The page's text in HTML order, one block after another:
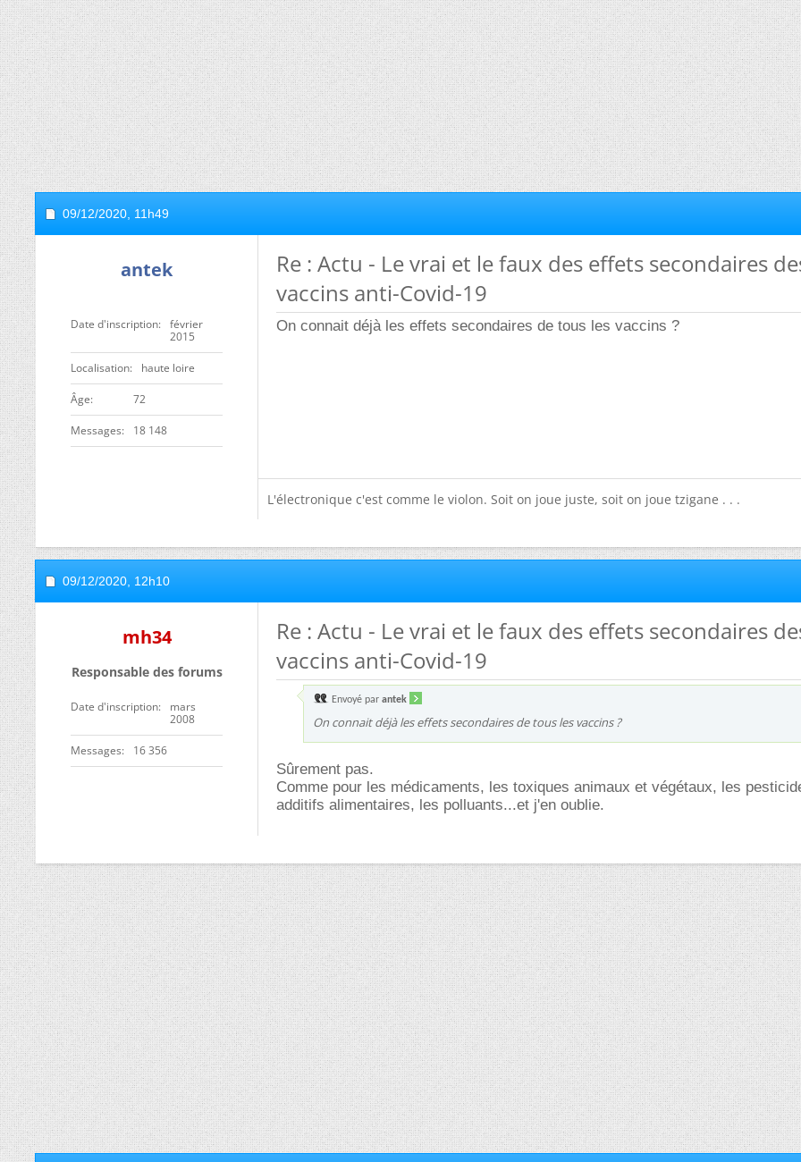
09/12/2020, 11h49
antek
Date d'inscription
février
2015
Localisation haute loire
ge 72
Messages 18 148
Re : Actu - Le vrai et le faux des effets secondaires
vaccins anti-Covid-19
On connait déjà les effets secondaires de tous les vaccins ?
L'électronique c'est comme le violon. Soit on joue juste, soit on joue tzigane . . .
09/12/2020, 12h10
mh34
Responsable des forums
Date d'inscription
mars
2008
Messages 16 356
Re : Actu - Le vrai et le faux des effets secondaires
vaccins anti-Covid-19
Envoyé par antek
On connait déjà les effets secondaires de tous les vaccins ?
Sûrement pas.
Comme pour les médicaments, les toxiques animaux et végétaux, les
additifs alimentaires, les polluants...et j'en oublie.